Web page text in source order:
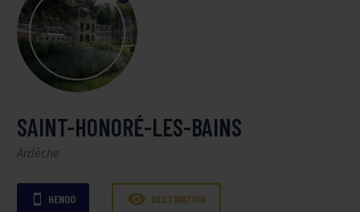
SAINT-HONORÉ-LES-BAINS
Ardèche
 HENOO  DESTINATION